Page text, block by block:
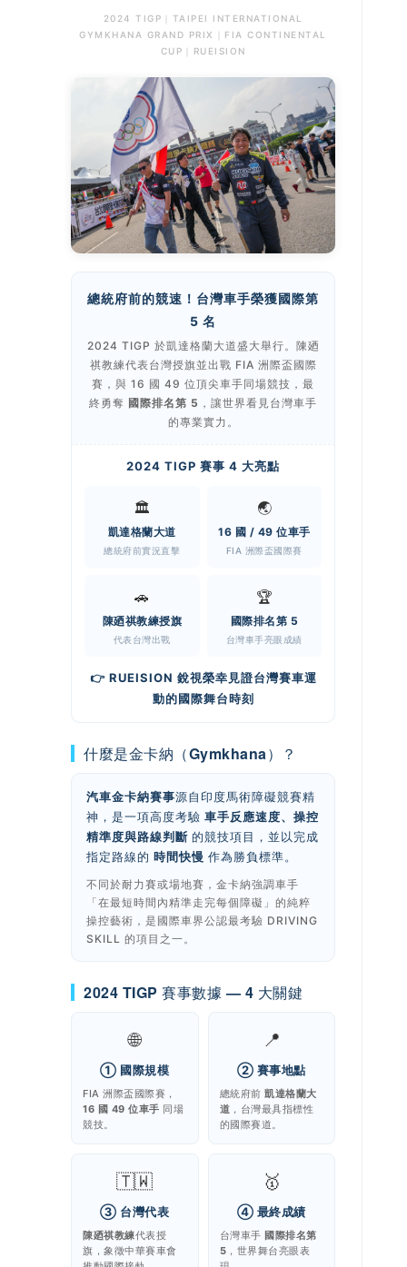
2024 TIGP｜TAIPEI INTERNATIONAL
GYMKHANA GRAND PRIX｜FIA CONTINENTAL
CUP｜RUEISION
總統府前的競速！台灣車手榮獲國際第
5 名
2024 TIGP 於凱達格蘭大道盛大舉行。陳廼
祺教練代表台灣授旗並出戰 FIA 洲際盃國際
賽，與 16 國 49 位頂尖車手同場競技，最
終勇奪 國際排名第 5 ，讓世界看見台灣車手
的專業實力。
2024 TIGP 賽事 4 大亮點
🏛️
凱達格蘭大道
總統府前實況直擊
🌏
16 國 / 49 位車手
FIA 洲際盃國際賽
🚗
陳廼祺教練授旗
代表台灣出戰
🏆
國際排名第 5
台灣車手亮眼成績
👉 RUEISION 銳視榮幸見證台灣賽車運
動的國際舞台時刻
什麼是金卡納（Gymkhana）？
汽車金卡納賽事源自印度馬術障礙競賽精
神，是一項高度考驗 車手反應速度、操控
精準度與路線判斷 的競技項目，並以完成
指定路線的 時間快慢 作為勝負標準。
不同於耐力賽或場地賽，金卡納強調車手
「在最短時間內精準走完每個障礙」的純粹
操控藝術，是國際車界公認最考驗 DRIVING
SKILL 的項目之一。
2024 TIGP 賽事數據 — 4 大關鍵
🌐
① 國際規模
FIA 洲際盃國際賽，
16 國 49 位車手 同場
競技。
📍
② 賽事地點
總統府前 凱達格蘭大
道 ，台灣最具指標性
的國際賽道。
🇹🇼
③ 台灣代表
陳廼祺教練代表授
旗，象徵中華賽車會
🥇
④ 最終成績
台灣車手 國際排名第
5 ，世界舞台亮眼表